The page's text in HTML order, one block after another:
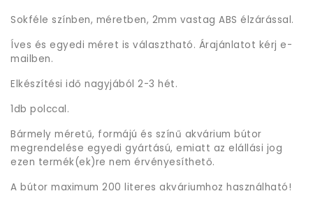
Sokféle színben, méretben, 2mm vastag ABS élzárással.
Íves és egyedi méret is választható. Árajánlatot kérj e-
mailben.
Elkészítési idő nagyjából 2-3 hét.
1db polccal.
Bármely méretű, formájú és színű akvárium bútor
megrendelése egyedi gyártású, emiatt az elállási jog
ezen termék(ek)re nem érvényesíthető.
A bútor maximum 200 literes akváriumhoz használható!